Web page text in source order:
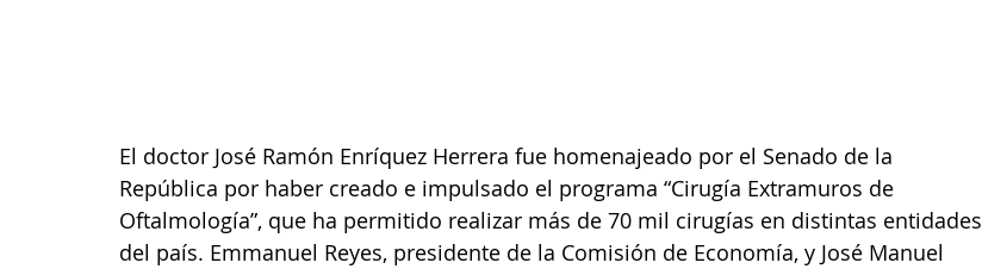
El doctor José Ramón Enríquez Herrera fue homenajeado por el Senado de la
República por haber creado e impulsado el programa “Cirugía Extramuros de
Oftalmología”, que ha permitido realizar más de 70 mil cirugías en distintas entidades
del país. Emmanuel Reyes, presidente de la Comisión de Economía, y José Manuel